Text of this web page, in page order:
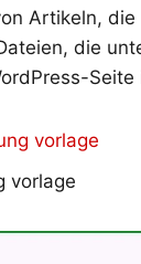
Artikeln,
die
vorlage